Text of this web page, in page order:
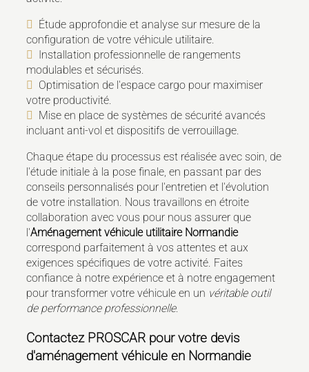
Étude approfondie et analyse sur mesure de la
configuration de votre véhicule utilitaire.
Installation professionnelle de rangements
modulables et sécurisés.
Optimisation de l'espace cargo pour maximiser
votre productivité.
Mise en place de systèmes de sécurité avancés
incluant anti-vol et dispositifs de verrouillage.
Chaque étape du processus est réalisée avec soin, de
l'étude initiale à la pose finale, en passant par des
conseils personnalisés pour l'entretien et l'évolution
de votre installation. Nous travaillons en étroite
collaboration avec vous pour nous assurer que
l'Aménagement véhicule utilitaire Normandie
correspond parfaitement à vos attentes et aux
exigences spécifiques de votre activité. Faites
confiance à notre expérience et à notre engagement
pour transformer votre véhicule en un véritable outil
de performance professionnelle.
Contactez PROSCAR pour votre devis
d'aménagement véhicule en Normandie